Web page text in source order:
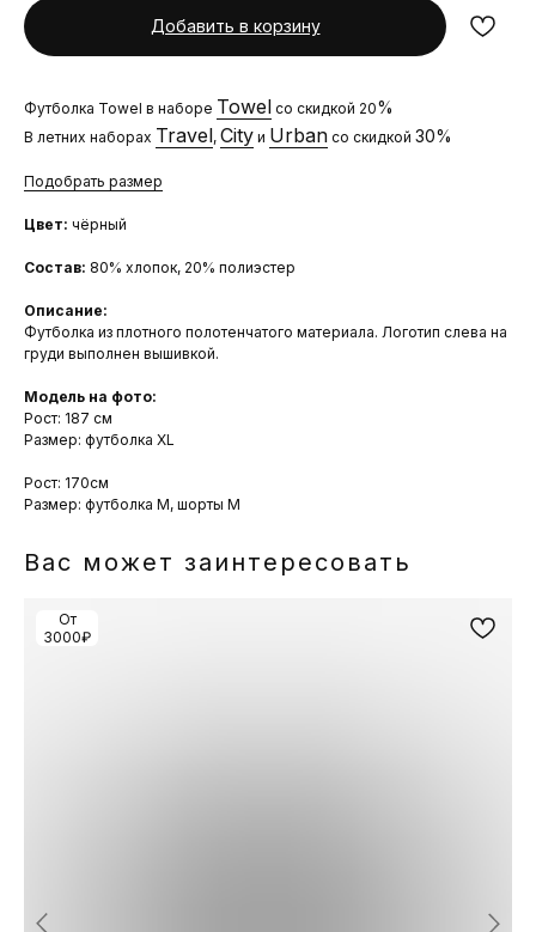
Добавить в корзину
Футболка Towel в наборе Towel со скидкой 20%
В летних наборах Travel, City и Urban со скидкой 30%
Подобрать размер
Цвет: чёрный
Состав: 80% хлопок, 20% полиэстер
Описание:
Футболка из плотного полотенчатого материала. Логотип слева на
груди выполнен вышивкой.
Модель на фото:
Рост: 187 см
Размер: футболка XL
Рост: 170см
Размер: футболка М, шорты М
Вас может заинтересовать
От
3000₽